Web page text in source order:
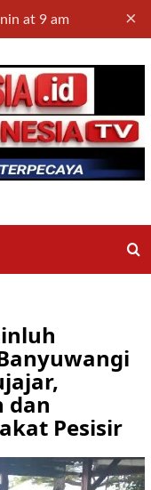
at 9 am ×
dan
Pesisir